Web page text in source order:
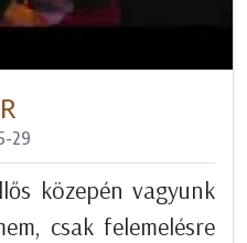
29
közepén vagyunk
csak felemelésre